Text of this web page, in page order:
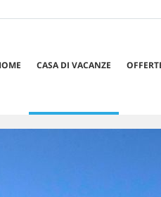
CASA DI VACANZE